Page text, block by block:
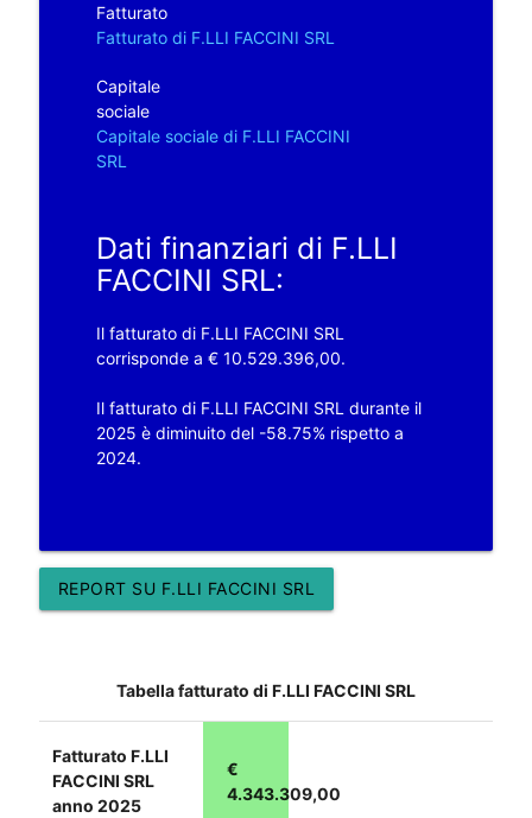
Fatturato
Fatturato di F.LLI FACCINI SRL
Capitale
sociale
Capitale sociale di F.LLI FACCINI
SRL
Dati finanziari di F.LLI
FACCINI SRL:
Il fatturato di F.LLI FACCINI SRL
corrisponde a € 10.529.396,00.
Il fatturato di F.LLI FACCINI SRL durante il
2025 è diminuito del -58.75% rispetto a
2024.
REPORT SU F.LLI FACCINI SRL
Tabella fatturato di F.LLI FACCINI SRL
Fatturato F.LLI
FACCINI SRL
anno 2025
€
4.343.309,00